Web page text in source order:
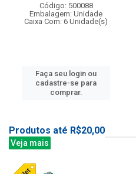
Código: 500088
Embalagem: Unidade
Caixa Com: 6 Unidade(s)
Faça seu login ou
cadastre-se para
comprar.
Produtos até R$20,00
Veja mais